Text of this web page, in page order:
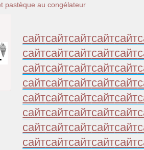
pastèque au congélateur
сайтсайтсайтсайтсайт
сайтсайтсайтсайтсайт
сайтсайтсайтсайтсайт
сайтсайтсайтсайтсайт
сайтсайтсайтсайтсайт
сайтсайтсайтсайтсайт
сайтсайтсайтсайтсайт
сайтсайтсайтсайтсайт